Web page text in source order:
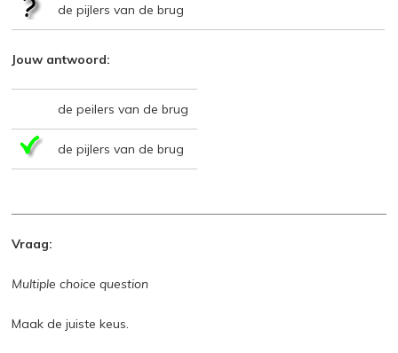
de pijlers van de brug
Jouw antwoord:
de peilers van de brug
de pijlers van de brug
Vraag:
Multiple choice question
Maak de juiste keus.